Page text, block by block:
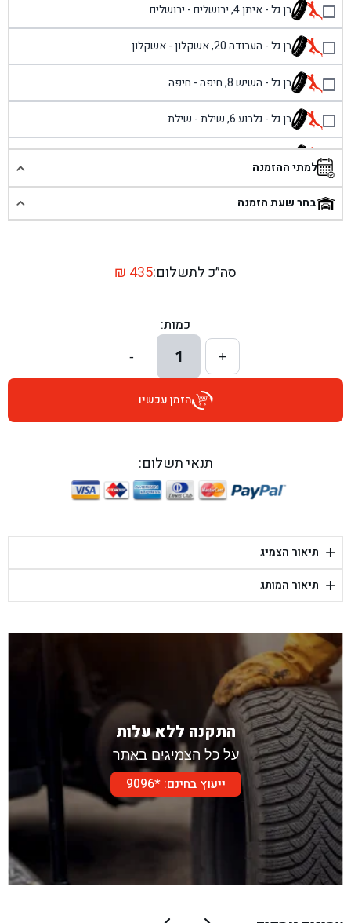
בן גל - איתן 4, ירושלים - ירושלים
בן גל - העבודה 20, אשקלון - אשקלון
בן גל - השיש 8, חיפה - חיפה
בן גל - גלבוע 6, שילת - שילת
בן גל - פוריידיס, כניסה צפונית מול כביש 4 - פרדיס
בן גל - שכונת אזור תעשייה זעירה, עיילבון - עיילבון
בן גל - דרך השבעה 20, אזור - אזור
בן גל - הרצל 6, גדרה - גדרה
בן גל - שדרות דוד בן גוריון 8, באר שבע - באר שבע
בן גל - היובלים 26, הוד השרון - הוד השרון
בן גל - יפת 88, תל אביב יפו - תל אביב
בן גל - דור אלון הר טוב - בית שמש
למתי ההזמנה
בחר שעת הזמנה
סה״כ לתשלום: ₪ 435
כמות:
+
1
-
הזמן עכשיו
תנאי תשלום:
+ תיאור הצמיג
+ תיאור המותג
התקנה ללא עלות
על כל הצמיגים באתר
ייעוץ בחינם: *9096